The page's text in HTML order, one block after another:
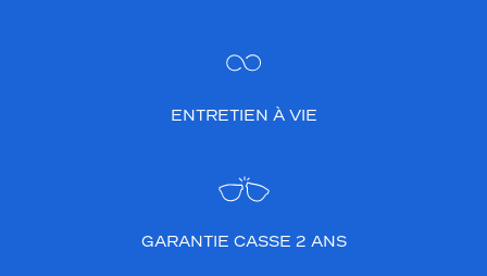
ENTRETIEN À VIE
GARANTIE CASSE 2 ANS